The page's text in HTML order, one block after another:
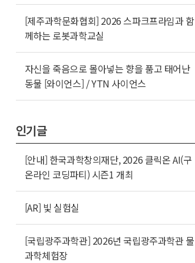
[제주과학문화협회] 2026 스파크프라임과 함
께하는 로봇과학교실
자신을 죽음으로 몰아넣는 향을 품고 태어난
동물 [와이언스] / YTN 사이언스
인기글
[안내] 한국과학창의재단, 2026 클릭온 AI(구
온라인 코딩파티) 시즌1 개최
[AR] 빛 실험실
[국립광주과학관] 2026년 국립광주과학관 물
과학체험장